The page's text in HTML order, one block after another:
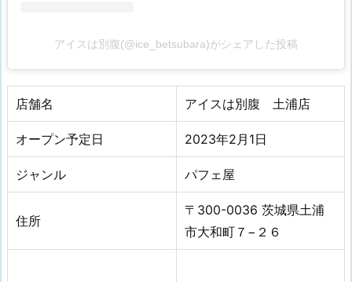
アイスは別腹(@ice_betsubara)がシェアした投稿
店舗名 アイスは別腹 土浦店
オープン予定日 2023年2 月 1日
ジャンル パフェ屋
住所
〒300-0036 茨城県土浦
市大和町７−２６